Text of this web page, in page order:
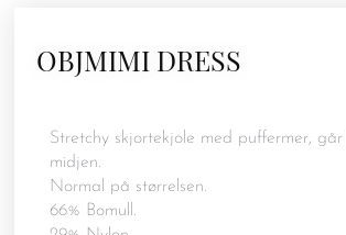
OBJMIMI DRESS
Stretchy skjortekjole med puffermer,
midjen.
Normal på størrelsen.
66% Bomull.